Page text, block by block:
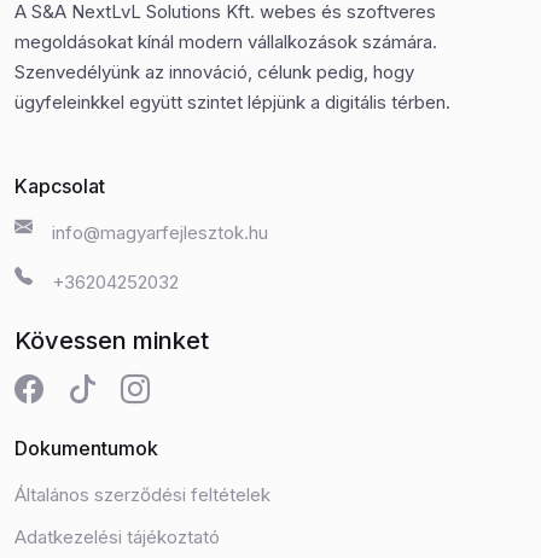
A S&A NextLvL Solutions Kft. webes és szoftveres
megoldásokat kínál modern vállalkozások számára.
Szenvedélyünk az innováció, célunk pedig, hogy
ügyfeleinkkel együtt szintet lépjünk a digitális térben.
Kapcsolat
info@magyarfejlesztok.hu
+36204252032
Kövessen minket
Dokumentumok
Általános szerződési feltételek
Adatkezelési tájékoztató